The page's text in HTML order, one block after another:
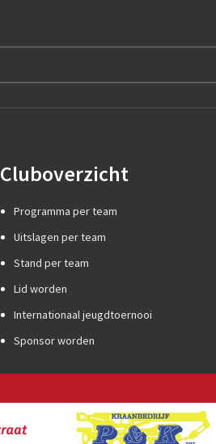
Cluboverzicht
Programma per team
Uitslagen per team
Stand per team
Lid worden
Internationaal jeugdtoernooi
Sponsor worden